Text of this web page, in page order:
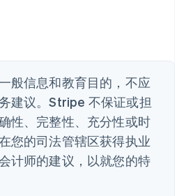
般信息和教育目的，不应
建议。Stripe 不保证或担
性、完整性、充分性或时
您的司法管辖区获得执业
计师的建议，以就您的特